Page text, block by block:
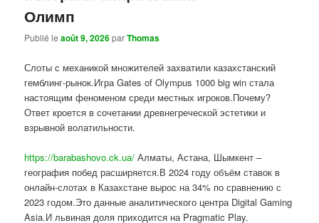
Олимп
Publié leaoût 9, 2026parThomas
Слоты с механикой множителей захватили казахстанский
гемблинг-рынок.Игра Gates of Olympus 1000 big win стала
настоящим феноменом среди местных игроков.Почему?
Ответ кроется в сочетании древнегреческой эстетики и
взрывной волатильности.
https://barabashovo.ck.ua/ Алматы, Астана, Шымкент –
география побед расширяется.В 2024 году объём ставок в
онлайн-слотах в Казахстане вырос на 34% по сравнению с
2023 годом.Это данные аналитического центра Digital Gaming
Asia.И львиная доля приходится на Pragmatic Play.